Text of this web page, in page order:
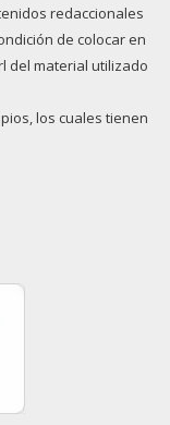
redaccionales
de colocar en
del material utilizado
los cuales tienen